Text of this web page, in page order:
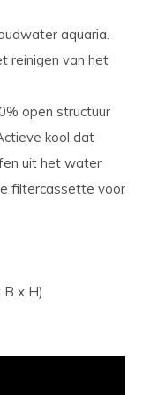
aquaria.
reinigen van het
open structuur
kool dat
uit het water
filtercassette voor
B x H)